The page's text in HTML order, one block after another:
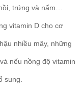
trứng và nấm…
vitamin D cho cơ
nhiều mây, những
nếu nồng độ vitamin
sung.